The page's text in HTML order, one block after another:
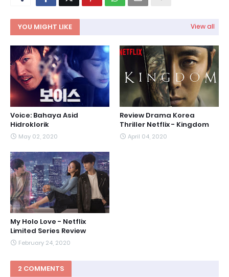
YOU MIGHT LIKE View all
Voice: Bahaya Asid
Hidroklorik
May 02, 2020
Review Drama Korea
Thriller Netflix - Kingdom
April 04, 2020
My Holo Love - Netflix
Limited Series Review
February 24, 2020
2 COMMENTS